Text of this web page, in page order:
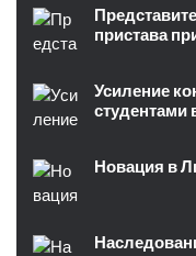
пристава
Усиление
студентами
Новация в